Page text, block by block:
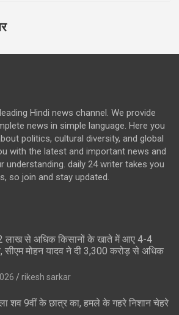
Hindi news channel. We provide
news in simple language. Here you
politics, cultural diversity, and global
with the latest and important news and
understanding. daily 24 writer takes you
so join and stay updated.
लाख से अधिक किसानों के खाते में आए 4-4
सीएम मोहन यादव ने दी 3,300 करोड़ से अधिक
rikesh sarkar
शव 9वीं के छात्र का, हमले के गहरे निशान चेहरे